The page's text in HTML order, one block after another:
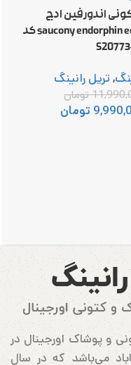
اندورفین ادج
saucony endorphin edge کد
, تریل رانینگ
تومان
تومان
و پوشاک اورجینال در
می‌باشد که در سال